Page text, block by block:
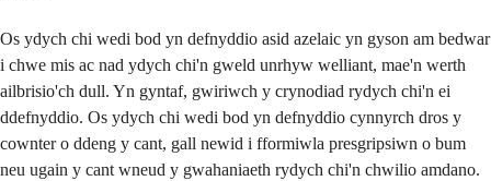
Os ydych chi wedi bod yn defnyddio asid azelaic yn gyson am bedwar
i chwe mis ac nad ydych chi'n gweld unrhyw welliant, mae'n werth
ailbrisio'ch dull. Yn gyntaf, gwiriwch y crynodiad rydych chi'n ei
ddefnyddio. Os ydych chi wedi bod yn defnyddio cynnyrch dros y
cownter o ddeng y cant, gall newid i fformiwla presgripsiwn o bum
neu ugain y cant wneud y gwahaniaeth rydych chi'n chwilio amdano.